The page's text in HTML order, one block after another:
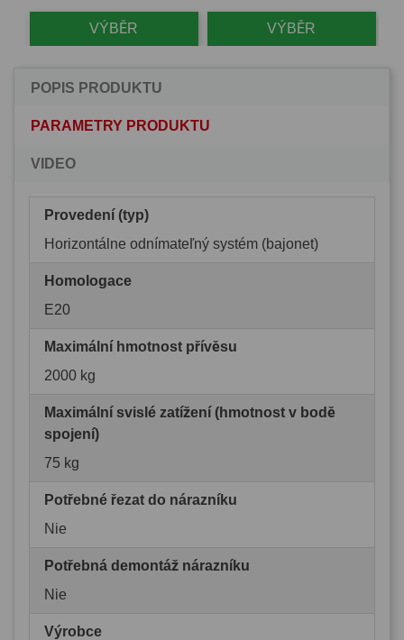
VÝBĚR VÝBĚR
POPIS PRODUKTU
PARAMETRY PRODUKTU
VIDEO
Provedení (typ)
Horizontálne odnímateľný systém (bajonet)
Homologace
E20
Maximální hmotnost přívěsu
2000 kg
Maximální svislé zatížení (hmotnost v bodě
spojení)
75 kg
Potřebné řezat do nárazníku
Nie
Potřebná demontáž nárazníku
Nie
Výrobce